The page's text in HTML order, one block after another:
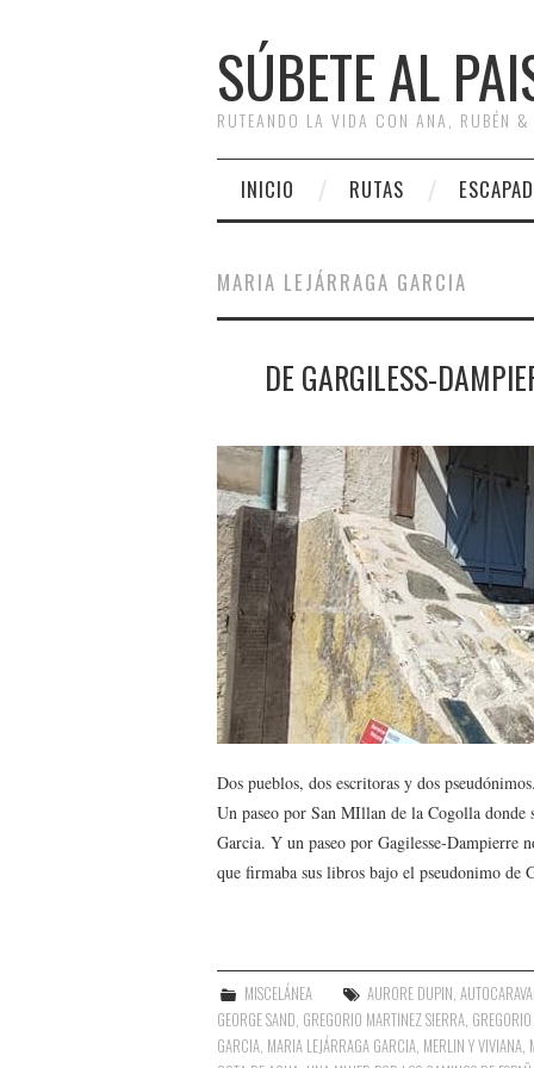
SÚBETE AL
RUTEANDO LA VIDA CON ANA, RUBÉN
INICIO RUTAS
MARIA LEJÁRRAGA GARCIA
DE GARGILESS-
Dos pueblos, dos escritoras y dos pseudónimos.
Un paseo por San MIllan de la Cogolla donde
Garcia. Y un paseo por Gagilesse-Dampierre
que firmaba sus libros bajo el pseudonimo de
MISCELÁNEA AURORE DUPIN ,
GEORGE SAND GREGORIO MARTINEZ SIERRA
GARCIA MARIA LEJÁRRAGA GARCIA MERLIN Y VIVIANA